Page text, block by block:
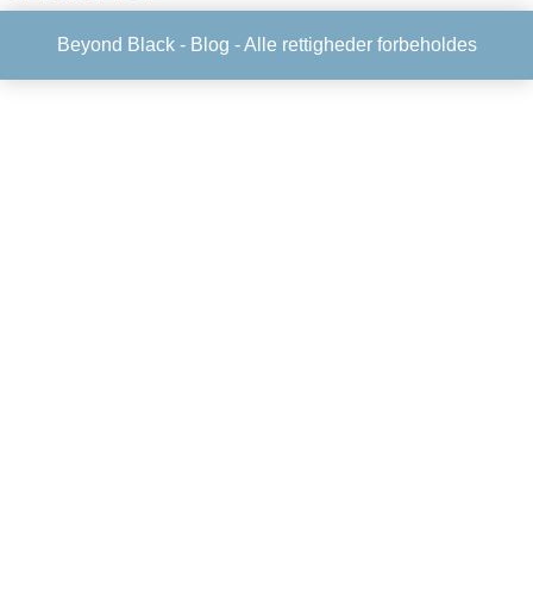
Beyond Black - Blog - Alle rettigheder forbeholdes